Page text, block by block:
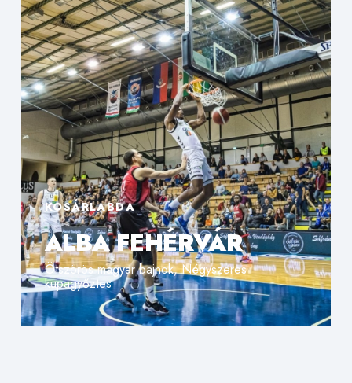
KOSÁRLABDA
ALBA FEHÉRVÁR
Ötszörös magyar bajnok, Négyszeres
kupagyőztes